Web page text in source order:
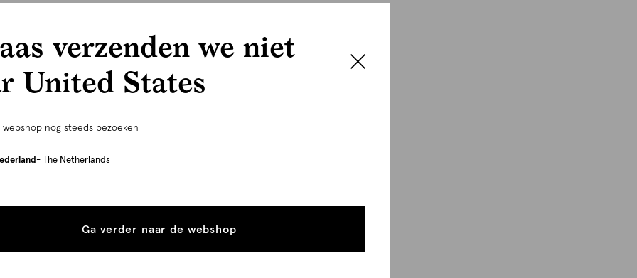
verzenden we niet
United States
nog steeds bezoeken
- The Netherlands
Ga verder naar de webshop